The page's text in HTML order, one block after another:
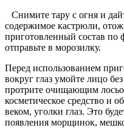
Снимите тару с огня и
содержимое кастрюли,
приготовленный состав по
отправьте в морозилку.
Перед использованием
вокруг глаз умойте лицо
протрите очищающим
косметическое средство и
веком, уголки глаз. Это
появления морщинок,